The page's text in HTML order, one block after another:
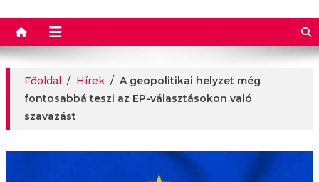
Márkamonitor
Főoldal / Hírek / A geopolitikai helyzet még
fontosabbá teszi az EP-választásokon való
szavazást